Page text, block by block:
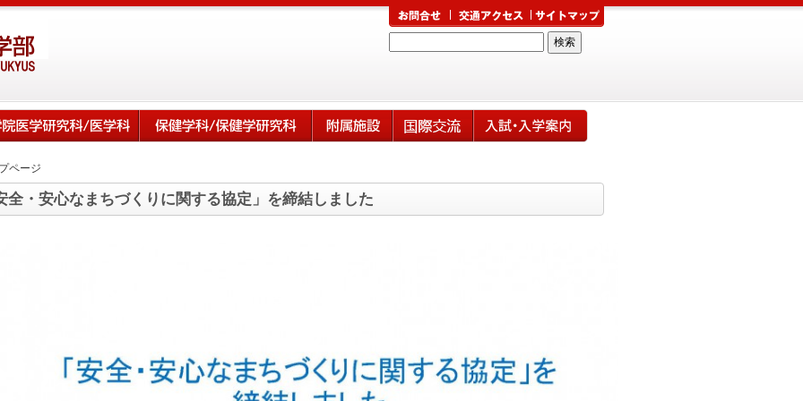
ページ
全・安心なまちづくりに関する協定」を締結しました